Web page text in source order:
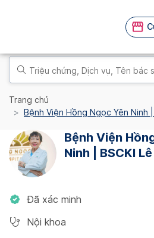
Trang chủ
Bệnh Viện Hồng Ngọc Yên Ninh
Bệnh Viện
Ninh | BSCKI
Đã xác minh
Nội khoa